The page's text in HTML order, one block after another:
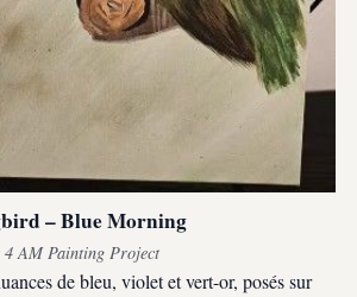
– Blue Morning
AM Painting Project
de bleu, violet et vert-or, posés sur